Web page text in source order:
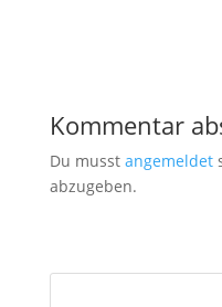
Kommentar
Du musst angemeldet
abzugeben.